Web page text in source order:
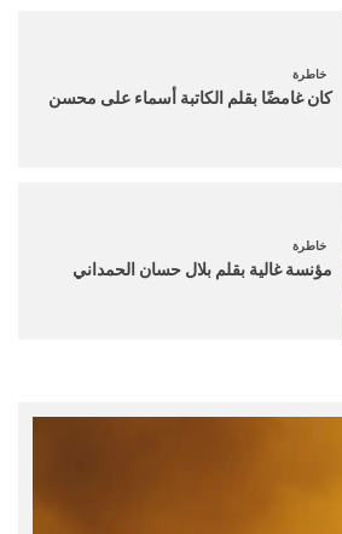
خاطرة
كان غامضًا بقلم الكاتبة أسماء على محسن
خاطرة
مؤنسة غالية بقلم بلال حسان الحمداني